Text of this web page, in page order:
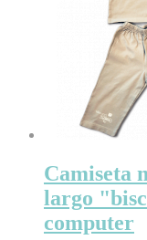
Camiseta
largo
computer